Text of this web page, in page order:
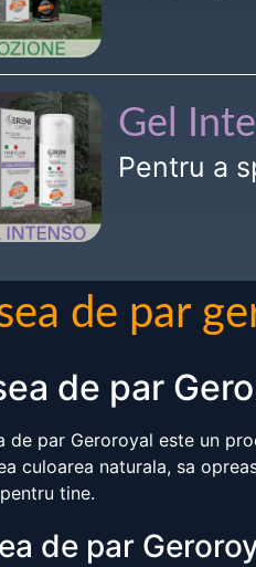
Gel
Pentru a
de par
de par
de par Geroroyal este un
culoarea naturala, sa
tine.
de par